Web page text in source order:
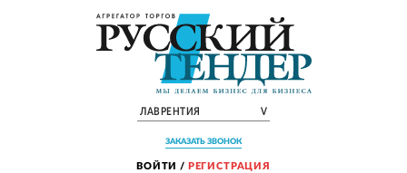
ЛАВРЕНТИЯ V
ЗАКАЗАТЬ ЗВОНОК
ВОЙТИ / РЕГИСТРАЦИЯ